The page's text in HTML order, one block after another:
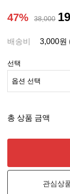
47% 38,000
배송비 3,000원
선택
총 상품 금액
관심상